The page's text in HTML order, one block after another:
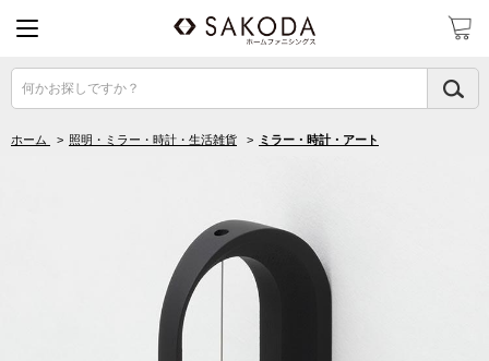
何かお探しですか？
ホーム > 照明・ミラー・時計・生活雑貨 > ミラー・時計・アート